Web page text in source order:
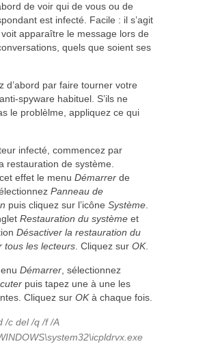
de voir qui de vous ou de
est infecté. Facile : il s’agit
apparaître le message lors de
quels que soient ses
d’abord par faire tourner votre
spyware habituel. S’ils ne
le problèlme, appliquez ce qui
infecté, commencez par
restauration de système.
effet le menu Démarrer de
Panneau de
puis cliquez sur l’icône Système
Restauration du système et
Désactiver la restauration du
tous les lecteurs . Cliquez sur OK.
Démarrer , sélectionnez
puis tapez une à une les
Cliquez sur OKà chaque fois.
/c del /q /f /A